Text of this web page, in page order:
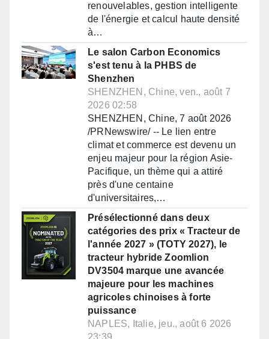
renouvelables, gestion intelligente
de l'énergie et calcul haute densité
à…
Le salon Carbon Economics
s'est tenu à la PHBS de
Shenzhen
SHENZHEN, Chine, ven., août 7
2026 02:58
SHENZHEN, Chine, 7 août 2026
/PRNewswire/ -- Le lien entre
climat et commerce est devenu un
enjeu majeur pour la région Asie-
Pacifique, un thème qui a attiré
près d'une centaine
d'universitaires,…
Présélectionné dans deux
catégories des prix « Tracteur de
l'année 2027 » (TOTY 2027), le
tracteur hybride Zoomlion
DV3504 marque une avancée
majeure pour les machines
agricoles chinoises à forte
puissance
NAPLES, Italie, jeu., août 6 2026